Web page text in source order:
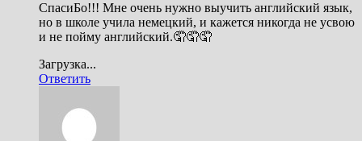
СпасиБо!!! Мне очень нужно выучить английский язык,
но в школе учила немецкий, и кажется никогда не усвою
и не пойму английский.🤦🤦🤦
Загрузка...
Ответить